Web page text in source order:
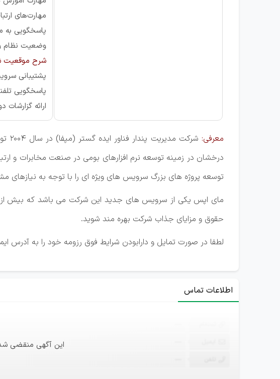
مهارت‌های
پاسخگویی به
وضعیت نظام
شرح موقعیت
پشتیبانی
پاسخگویی
ارائه گزارشات
معرفی:
درخشان در زمینه توسعه نرم افزارهای بومی در صنعت مخابرات و
توسعه پروژه های بزرگ سرویس های ویژه ای را با توجه به نیازهای
مای اپس یکی از سرویس های جدید این شرکت می باشد که بیش از
حقوق و مزایای جذاب شرکت بهره مند شوید.
لطفا در صورت تمایل و دارابودن شرایط فوق رزومه خود را به آدرس
اطلاعات تماس
این آگهی منقضی